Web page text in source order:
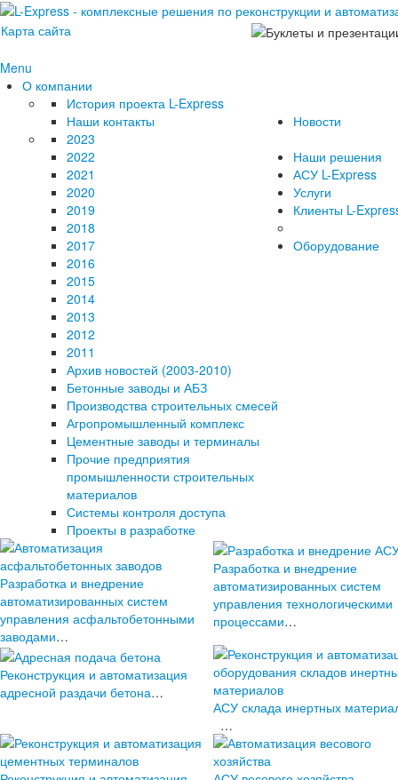
Карта сайта
Menu
О компании
История проекта L-Express
Наши контакты
Новости
2023
2022
2021
2020
2019
2018
2017
2016
2015
2014
2013
2012
2011
Архив новостей (2003-2010)
Наши решения
АСУ L-Express
Услуги
Клиенты L-
Бетонные заводы и АБЗ
Производства строительных смесей
Агропромышленный комплекс
Цементные заводы и терминалы
Прочие предприятия
промышленности строительных
материалов
Системы контроля доступа
Проекты в разработке
Оборудование
Разработка и внедрение
автоматизированных систем
управления асфальтобетонными
заводами…
Разработка и внедрение
автоматизированных систем
управления технологическими
процессами…
Реконструкция и автоматизация
адресной раздачи бетона…
АСУ склада инертных
…